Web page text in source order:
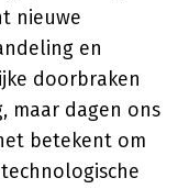
nieuwe
en
doorbraken
maar dagen ons
betekent om